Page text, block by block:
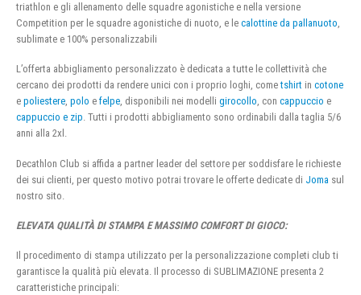
triathlon e gli allenamento delle squadre agonistiche e nella versione
Competition per le squadre agonistiche di nuoto, e le calottine da pallanuoto,
sublimate e 100% personalizzabili
L’offerta abbigliamento personalizzato è dedicata a tutte le collettività che
cercano dei prodotti da rendere unici con i proprio loghi, cometshirt in cotone
e poliestere, polo e felpe, disponibili nei modelli girocollo, con cappuccio e
cappuccio e zip. Tutti i prodotti abbigliamento sono ordinabili dalla taglia 5/6
anni alla 2xl.
Decathlon Club si affida a partner leader del settore per soddisfare le richieste
dei sui clienti, per questo motivo potrai trovare le offerte dedicate di Joma sul
nostro sito.
ELEVATA QUALITÀ DI STAMPA E MASSIMO COMFORT DI GIOCO:
Il procedimento di stampa utilizzato per la personalizzazione completi club ti
garantisce la qualità più elevata. Il processo di SUBLIMAZIONE presenta 2
caratteristiche principali: